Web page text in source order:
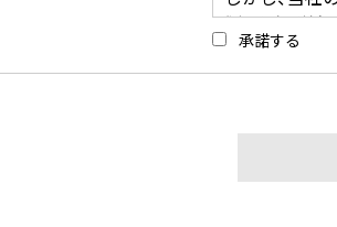
承諾する